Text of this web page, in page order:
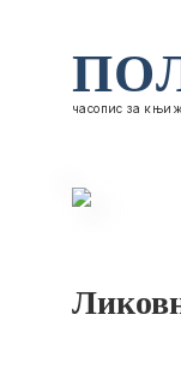
часопис за